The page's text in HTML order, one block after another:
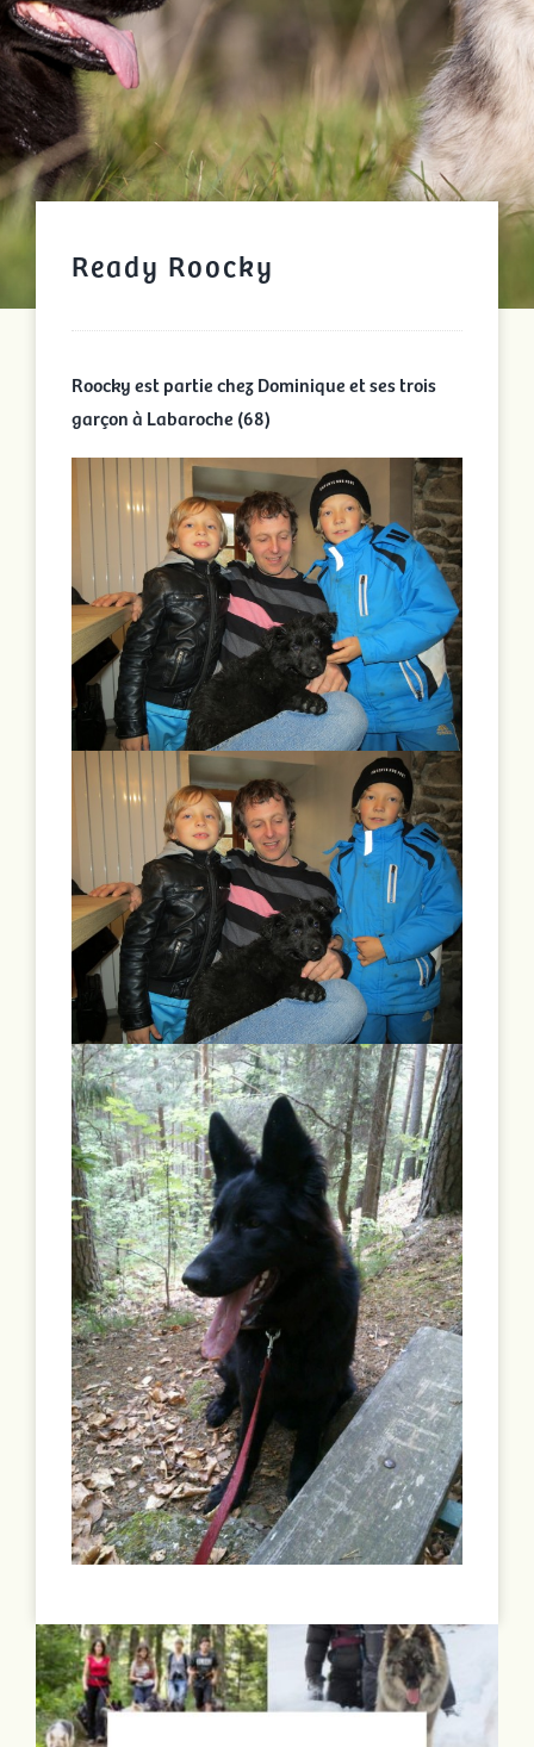
Ready Roocky
Roocky est partie chez Dominique et ses trois
garçon à Labaroche (68)